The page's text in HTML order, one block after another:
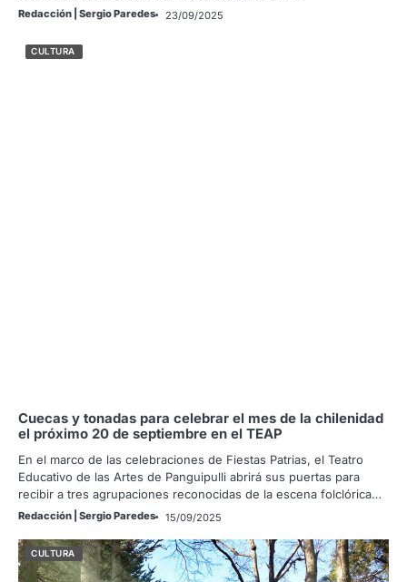
Redacción | Sergio Paredes 23/09/2025
CULTURA
Cuecas y tonadas para celebrar el mes de la chilenidad
el próximo 20 de septiembre en el TEAP
En el marco de las celebraciones de Fiestas Patrias, el Teatro
Educativo de las Artes de Panguipulli abrirá sus puertas para
recibir a tres agrupaciones reconocidas de la escena folclórica…
Redacción | Sergio Paredes 15/09/2025
CULTURA